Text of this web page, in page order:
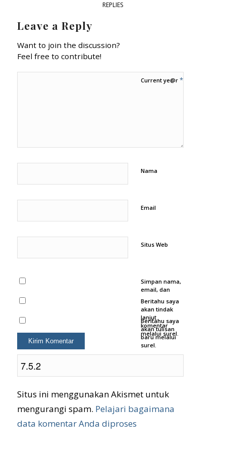
REPLIES
Leave a Reply
Want to join the discussion?
Feel free to contribute!
Nama
Email
Situs Web
Simpan nama,
email, dan
situs web saya
pada
peramban ini
untuk
komentar saya
berikutnya.
Beritahu saya
akan tindak
lanjut
komentar
melalui surel.
Beritahu saya
akan tulisan
baru melalui
surel.
Current ye@r *
Situs ini menggunakan Akismet untuk
mengurangi spam. Pelajari bagaimana
data komentar Anda diproses